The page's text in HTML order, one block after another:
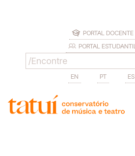
PORTAL DOCENTE
PORTAL ESTUDANTIL
EN PT ES